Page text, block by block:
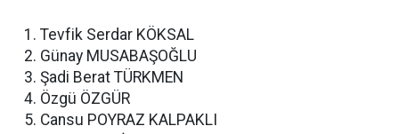
Tevfik Serdar KÖKSAL
Günay MUSABAŞOĞLU
Şadi Berat TÜRKMEN
Özgü ÖZGÜR
Cansu POYRAZ KALPAKLI